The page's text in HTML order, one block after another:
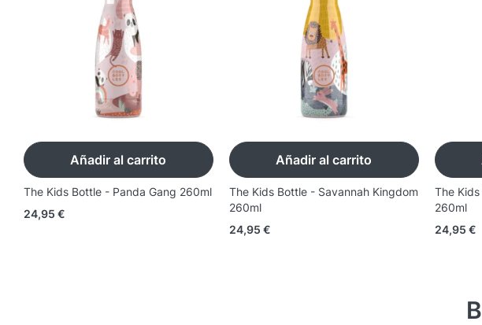
Añadir al carrito
The Kids Bottle - Panda Gang 260ml
24,95 €
Añadir al carrito
The Kids Bottle - Savannah Kingdom
260ml
24,95 €
The
260ml
24,95 €